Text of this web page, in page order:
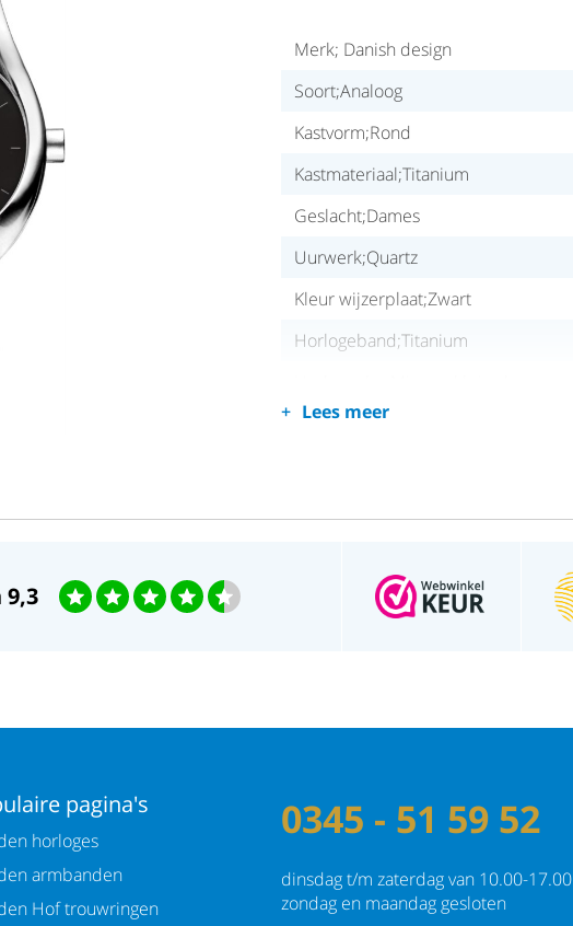
Merk; Danish design
Soort;Analoog
Kastvorm;Rond
Kastmateriaal;Titanium
Geslacht;Dames
Uurwerk;Quartz
Kleur wijzerplaat;Zwart
Horlogeband;Titanium
Waterdichtheid;30 meter
Lees meer
9,3
pagina's
horloges
armbanden
Hof trouwringen
0345 - 51 59 52
dinsdag t/m zaterdag van 10.00-17.00
zondag en maandag gesloten